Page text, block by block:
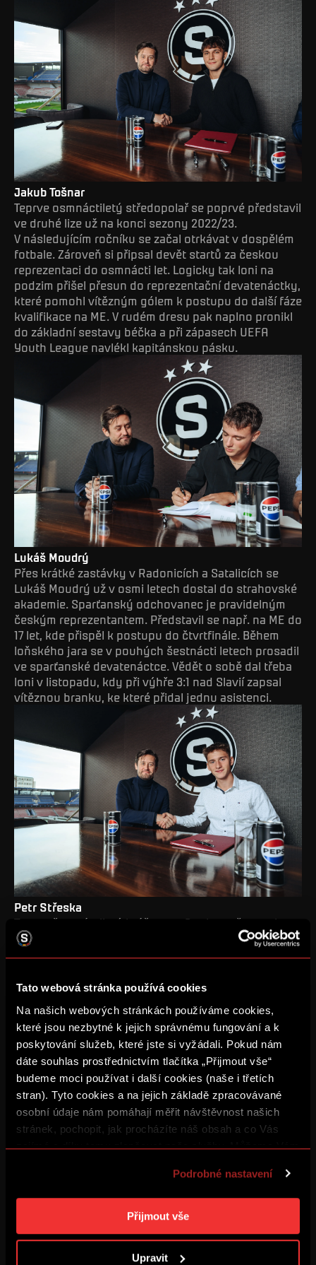
Tato webová stránka používá cookies
Na našich webových stránkách používáme cookies,
které jsou nezbytné k jejich správnému fungování a k
poskytování služeb, které jste si vyžádali. Pokud nám
dáte souhlas prostřednictvím tlačítka „Přijmout vše“
budeme moci používat i další cookies (naše i třetích
stran). Tyto cookies a na jejich základě zpracovávané
osobní údaje nám pomáhají měřit návštěvnost našich
stránek, pochopit, jak procházíte náš obsah a co Vás
zajímá a díky tomu zlepšovat naše služby. Můžeme Vám
reklamu na základě Vašich preferencí. Jednotlivé
cookies a účely zpracování si můžete nastavit v
„Podrobném nastavení“. Nastavení cookies si můžete
kdykoliv změnit. Jak takovou úpravu provést a další
Podrobné nastavení
Přijmout vše
Upravit
Jakub Tošnar
Teprve osmnáctiletý středopolař se poprvé představil
ve druhé lize už na konci sezony 2022/23.
V následujícím ročníku se začal otrkávat v dospělém
fotbale. Zároveň si připsal devět startů za českou
reprezentaci do osmnácti let. Logicky tak loni na
podzim přišel přesun do reprezentační devatenáctky,
které pomohl vítězným gólem k postupu do další fáze
kvalifikace na ME. V rudém dresu pak naplno pronikl
do základní sestavy béčka a při zápasech UEFA
Youth League navlékl kapitánskou pásku.
Lukáš Moudrý
Přes krátké zastávky v Radonicích a Satalicích se
Lukáš Moudrý už v osmi letech dostal do strahovské
akademie. Sparťanský odchovanec je pravidelným
českým reprezentantem. Představil se např. na ME do
17 let, kde přispěl k postupu do čtvrtfinále. Během
loňského jara se v pouhých šestnácti letech prosadil
ve sparťanské devatenáctce. Vědět o sobě dal třeba
loni v listopadu, kdy při výhře 3:1 nad Slavií zapsal
vítěznou branku, ke které přidal jednu asistenci.
Petr Střeska
Teprve šestnáctiletý hráč se na Strahov přesunul
v deseti letech ze Slaného. V letošní sezoně si
Mistrovství Evropy. Za sparťanskou U17 odehrál na
tabulky ztrácí svěřenci nového trenéra Pavla Čunáta
dva body.
Kluci, přejeme vám hodně štěstí v tom nejkrásnějším